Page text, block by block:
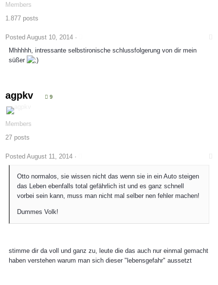
Members
1.877 posts
Posted August 10, 2014 ·
Mhhhhh, intressante selbstironische schlussfolgerung von dir mein
süßer
agpkv 9
Members
27 posts
Posted August 11, 2014 ·
Otto normalos, sie wissen nicht das wenn sie in ein Auto steigen
das Leben ebenfalls total gefährlich ist und es ganz schnell
vorbei sein kann, muss man nicht mal selber nen fehler machen!
Dummes Volk!
stimme dir da voll und ganz zu, leute die das auch nur einmal gemacht
haben verstehen warum man sich dieser "lebensgefahr" aussetzt